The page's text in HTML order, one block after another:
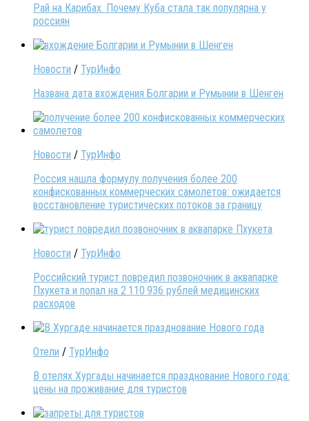
Рай на Карибах. Почему Куба стала так популярна у
россиян
Новости / ТурИнфо
Названа дата вхождения Болгарии и Румынии в Шенген
Новости / ТурИнфо
Россия нашла формулу получения более 200
конфискованных коммерческих самолетов: ожидается
восстановление туристических потоков за границу
Новости / ТурИнфо
Российский турист повредил позвоночник в аквапарке
Пхукета и попал на 2 110 936 рублей медицинских
расходов
Отели / ТурИнфо
В отелях Хургады начинается празднование Нового года:
цены на проживание для туристов